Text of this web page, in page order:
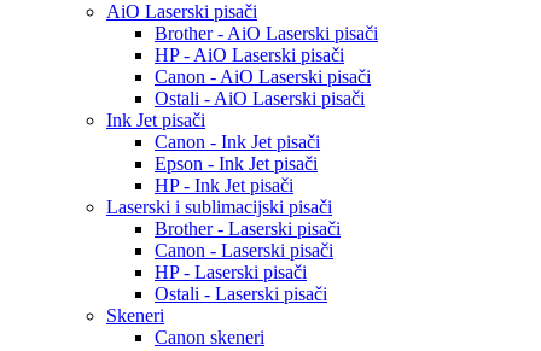
AiO Laserski pisači
Brother - AiO Laserski pisači
HP - AiO Laserski pisači
Canon - AiO Laserski pisači
Ostali - AiO Laserski pisači
Ink Jet pisači
Canon - Ink Jet pisači
Epson - Ink Jet pisači
HP - Ink Jet pisači
Laserski i sublimacijski pisači
Brother - Laserski pisači
Canon - Laserski pisači
HP - Laserski pisači
Ostali - Laserski pisači
Skeneri
Canon skeneri